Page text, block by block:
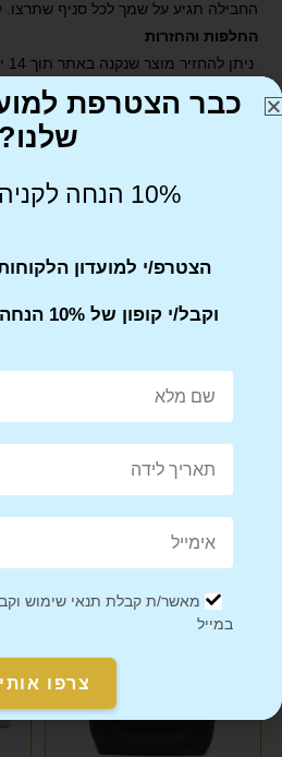
החבילה תגיע על שמך לכל סניף שתרצו.
החלפות והחזרות
ניתן להחזיר מוצר שנקנה באתר תוך 14 יום מיום קבלת הפריט.
יש לדאוג שהמוצר הוחזר באריזתו
Tweet This Product
Pin This Product
מוצרים קשורים
כבר הצטרפת
שלנו?
10% הנחה לקניה הראשונה
הצטרפ/י למועדון
וקבל/י קופון של 10% הנחה לקניה הראשונה!
מאשר/ת קבלת תנאי שימוש
במייל
צרפו